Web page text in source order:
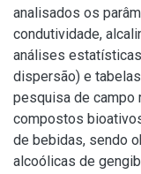
analisados os
condutividade,
análises
dispersão) e
pesquisa de campo
compostos
de bebidas, sendo
alcoólicas de